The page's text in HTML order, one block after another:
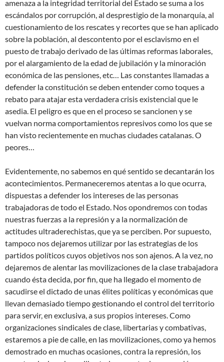
amenaza a la integridad territorial del Estado se suma a los
escándalos por corrupción, al desprestigio de la monarquía, al
cuestionamiento de los rescates y recortes que se han aplicado
sobre la población, al descontento por el esclavismo en el
puesto de trabajo derivado de las últimas reformas laborales,
por el alargamiento de la edad de jubilación y la minoración
económica de las pensiones, etc… Las constantes llamadas a
defender la constitución se deben entender como toques a
rebato para atajar esta verdadera crisis existencial que le
asedia. El peligro es que en el proceso se sancionen y se
vuelvan norma comportamientos represivos como los que se
han visto recientemente en muchas ciudades catalanas. O
peores…
Evidentemente, no sabemos en qué sentido se decantarán los
acontecimientos. Permaneceremos atentas a lo que ocurra,
dispuestas a defender los intereses de las personas
trabajadoras de todo el Estado. Nos opondremos con todas
nuestras fuerzas a la represión y a la normalización de
actitudes ultraderechistas, que ya se perciben. Por supuesto,
tampoco nos dejaremos utilizar por las estrategias de los
partidos políticos cuyos objetivos nos son ajenos. A la vez, no
dejaremos de alentar las movilizaciones de la clase trabajadora
cuando ésta decida, por fin, que ha llegado el momento de
sacudirse el dictado de unas élites políticas y económicas que
llevan demasiado tiempo gestionando el control del territorio
para servir, en exclusiva, a sus propios intereses. Como
organizaciones sindicales de clase, libertarias y combativas,
estaremos a pie de calle, en las movilizaciones, como ya hemos
demostrado en muchas ocasiones, contra la represión, los